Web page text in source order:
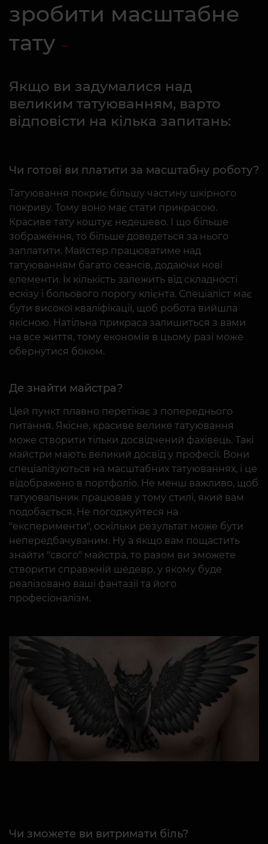
зробити масштабне
тату
Якщо ви задумалися над
великим татуюванням, варто
відповісти на кілька запитань:
Чи готові ви платити за масштабну роботу?
Татуювання покриє більшу частину шкірного
покриву. Тому воно має стати прикрасою.
Красиве тату коштує недешево. І що більше
зображення, то більше доведеться за нього
заплатити. Майстер працюватиме над
татуюванням багато сеансів, додаючи нові
елементи. Їх кількість залежить від складності
ескізу і больового порогу клієнта. Спеціаліст має
бути високої кваліфікації, щоб робота вийшла
якісною. Натільна прикраса залишиться з вами
на все життя, тому економія в цьому разі може
обернутися боком.
Де знайти майстра?
Цей пункт плавно перетікає з попереднього
питання. Якісне, красиве велике татуювання
може створити тільки досвідчений фахівець. Такі
майстри мають великий досвід у професії. Вони
спеціалізуються на масштабних татуюваннях, і це
відображено в портфоліо. Не менш важливо, щоб
татуювальник працював у тому стилі, який вам
подобається. Не погоджуйтеся на
"експерименти", оскільки результат може бути
непередбачуваним. Ну а якщо вам пощастить
знайти "свого" майстра, то разом ви зможете
створити справжній шедевр, у якому буде
реалізовано ваші фантазії та його
професіоналізм.
Чи зможете ви витримати біль?